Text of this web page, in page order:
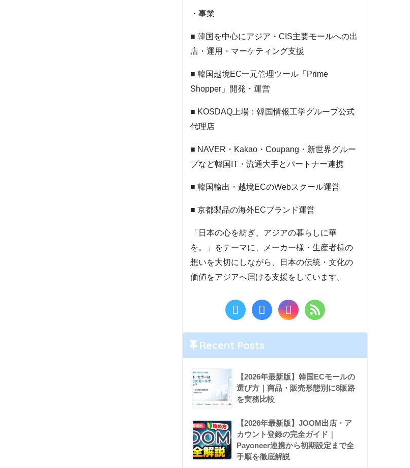
・事業
■ 韓国を中心にアジア・CIS主要モールへの出
店・運用・マーケティング支援
■ 韓国越境EC一元管理ツール「Prime
Shopper」開発・運営
■ KOSDAQ上場：韓国情報工学グループ公式
代理店
■ NAVER・Kakao・Coupang・新世界グルー
プなど韓国IT・流通大手とパートナー連携
■ 韓国輸出・越境ECのWebスクール運営
■ 京都製品の海外ECブランド運営
「日本の心を紡ぎ、アジアの暮らしに華
を。」をテーマに、メーカー様・生産者様の
想いを大切にしながら、日本の伝統・文化の
価値をアジアへ届ける支援をしています。
Recent Posts
【2026年最新版】韓国ECモールの
選び方｜商品・販売形態別に8販路
を実務比較
【2026年最新版】JOOM出店・ア
カウント登録の完全ガイド｜
Payoneer連携から初期設定まで全
手順を徹底解説